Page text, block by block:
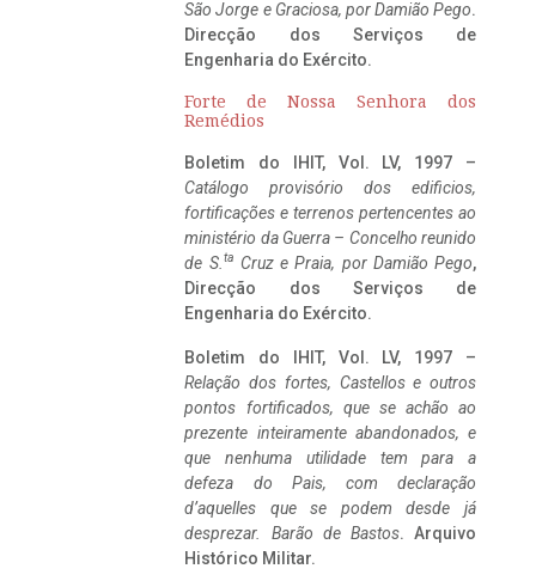
São Jorge e Graciosa, por Damião Pego.
Direcção dos Serviços de
Engenharia do Exército.
Forte de Nossa Senhora dos
Remédios
Boletim do IHIT, Vol. LV, 1997 –
Catálogo provisório dos edificios,
fortificações e terrenos pertencentes ao
ministério da Guerra – Concelho reunido
de S. ta Cruz e Praia, por Damião Pego,
Direcção dos Serviços de
Engenharia do Exército.
Boletim do IHIT, Vol. LV, 1997 –
Relação dos fortes, Castellos e outros
pontos fortificados, que se achão ao
prezente inteiramente abandonados, e
que nenhuma utilidade tem para a
defeza do Pais, com declaração
d’aquelles que se podem desde já
desprezar. Barão de Bastos. Arquivo
Histórico Militar.